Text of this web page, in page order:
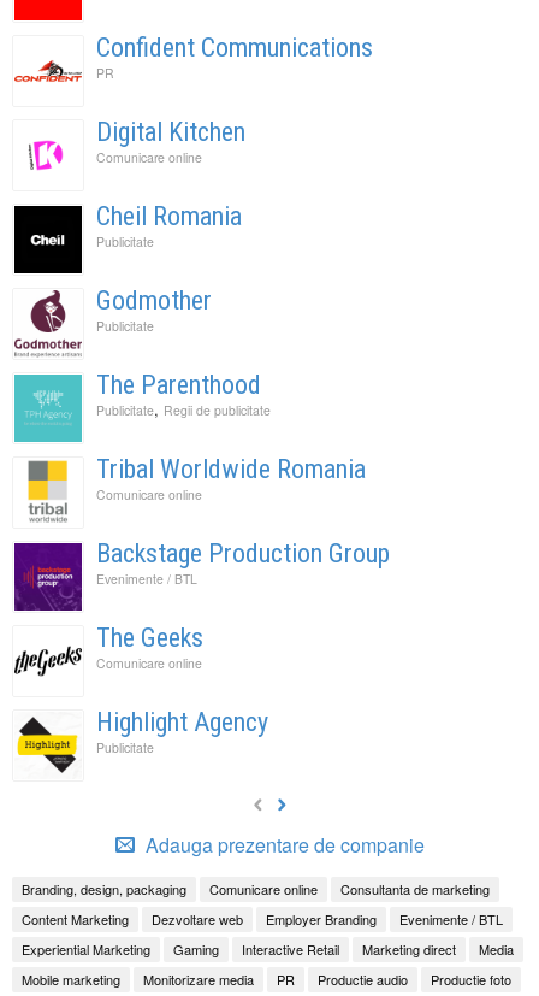
Confident Communications
PR
Digital Kitchen
Comunicare online
Cheil Romania
Publicitate
Godmother
Publicitate
The Parenthood
Publicitate, Regii de publicitate
Tribal Worldwide Romania
Comunicare online
Backstage Production Group
Evenimente / BTL
The Geeks
Comunicare online
Highlight Agency
Publicitate
Adauga prezentare de companie
Branding, design, packaging Comunicare online
Consultanta de marketing
Content Marketing
Dezvoltare web Employer Branding
Evenimente / BTL
Experiential Marketing
Gaming Interactive Retail Marketing direct
Media
Mobile marketing
Monitorizare media PR Productie audio Productie foto